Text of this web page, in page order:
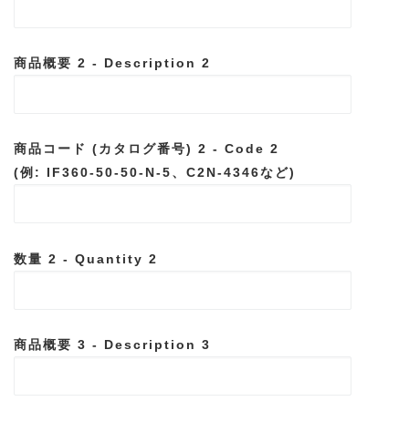
商品概要 2 - Description 2
商品コード (カタログ番号) 2 - Code 2
(例: IF360-50-50-N-5、C2N-4346など)
数量 2 - Quantity 2
商品概要 3 - Description 3